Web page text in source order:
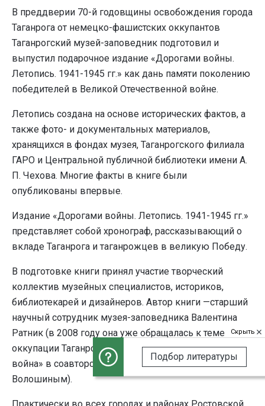
В преддверии 70-й годовщины освобождения города
Таганрога от немецко-фашистских оккупантов
Таганрогский музей-заповедник подготовил и
выпустил подарочное издание «Дорогами войны.
Летопись. 1941-1945 гг.» как дань памяти поколению
победителей в Великой Отечественной войне.
Летопись создана на основе исторических фактов, а
также фото- и документальных материалов,
хранящихся в фондах музея, Таганрогского филиала
ГАРО и Центральной публичной библиотеки имени А.
П. Чехова. Многие факты в книге были
опубликованы впервые.
Издание «Дорогами войны. Летопись. 1941-1945 гг.»
представляет собой хронограф, рассказывающий о
вкладе Таганрога и таганрожцев в великую Победу.
В подготовке книги принял участие творческий
коллектив музейных специалистов, историков,
библиотекарей и дизайнеров. Автор книги —старший
научный сотрудник музея-заповедника Валентина
Ратник (в 2008 году она уже обращалась к теме
оккупации Таганрога, выпустив книгу «Вчера была
война» в соавторстве с журналистом Виктором
Волошиным).
Скрыть
Подбор литературы